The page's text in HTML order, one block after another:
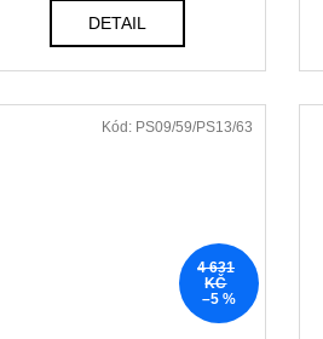
DETAIL
4 631
KČ
–5 %
Kód: PS09/59/PS13/63